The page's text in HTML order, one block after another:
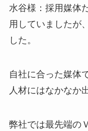
水谷様：採用媒体
用していましたが
した。
自社に合った媒体
人材にはなかなか
弊社では最先端の